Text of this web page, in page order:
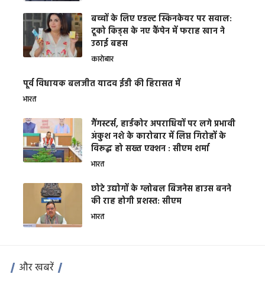
बच्चों के लिए एडल्ट स्किनकेयर पर सवाल:
टूको किड्स के नए कैंपेन में फराह खान ने
उठाई बहस
कारोबार
पूर्व विधायक बलजीत यादव ईडी की हिरासत में
भारत
गैंगस्टर्स, हार्डकोर अपराधियों पर लगे प्रभावी
अंकुश नशे के कारोबार में लिप्त गिरोहों के
विरूद्ध हो सख्त एक्शन : सीएम शर्मा
भारत
छोटे उद्योगों के ग्लोबल बिजनेस हाउस बनने
की राह होगी प्रशस्त: सीएम
भारत
और खबरें